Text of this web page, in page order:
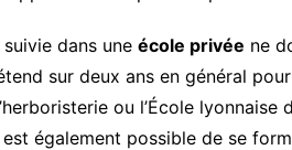
dans une école privée ne
sur deux ans en général
ou l’École
également possible de se